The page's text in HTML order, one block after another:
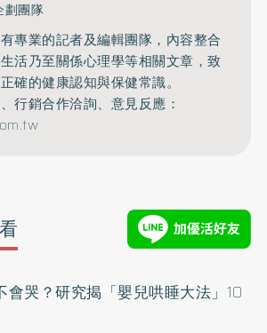
劃團隊
專業的記者及編輯團隊，內容整合
活乃至關係心理學等相關文章，致
確的健康認知與保健常識。
行銷合作洽詢、意見反應：
會哭？研究揭「嬰兒哄睡大法」10